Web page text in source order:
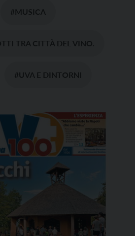
#MUSICA
TRA CITTÀ DEL VINO.
#UVA E DINTORNI